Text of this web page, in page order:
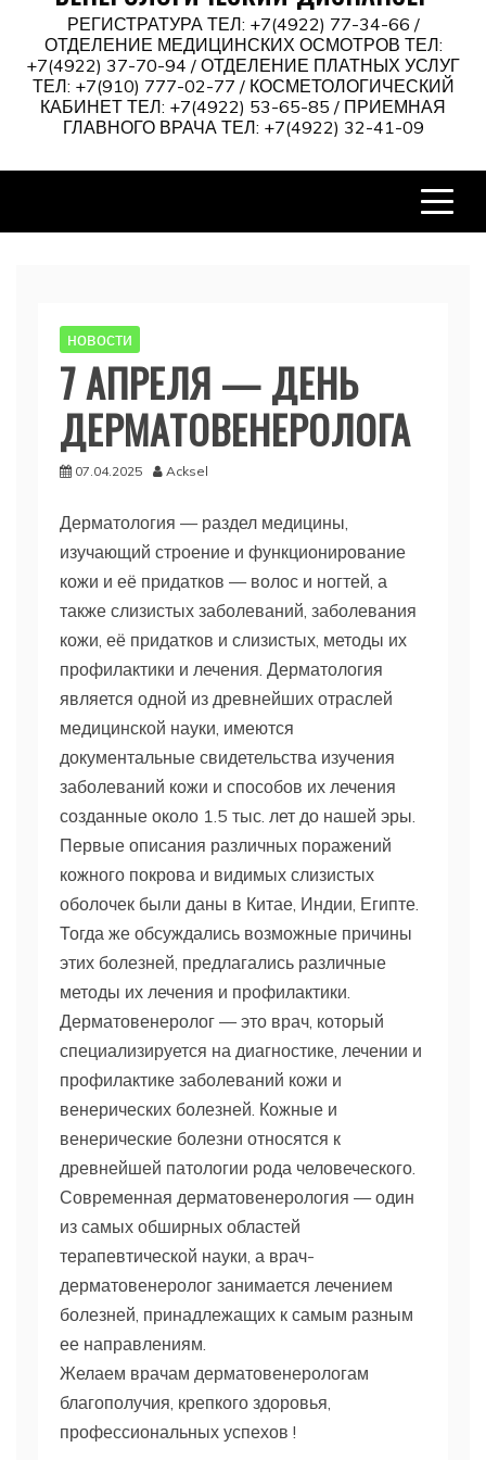
РЕГИСТРАТУРА ТЕЛ: +7(4922) 77-34-66 /
ОТДЕЛЕНИЕ МЕДИЦИНСКИХ ОСМОТРОВ ТЕЛ:
+7(4922) 37-70-94 / ОТДЕЛЕНИЕ ПЛАТНЫХ УСЛУГ
ТЕЛ: +7(910) 777-02-77 / КОСМЕТОЛОГИЧЕСКИЙ
КАБИНЕТ ТЕЛ: +7(4922) 53-65-85 / ПРИЕМНАЯ
ГЛАВНОГО ВРАЧА ТЕЛ: +7(4922) 32-41-09
новости
7 АПРЕЛЯ — ДЕНЬ
ДЕРМАТОВЕНЕРОЛОГА
07.04.2025 Acksel
Дерматология — раздел медицины,
изучающий строение и функционирование
кожи и её придатков — волос и ногтей, а
также слизистых заболеваний, заболевания
кожи, её придатков и слизистых, методы их
профилактики и лечения. Дерматология
является одной из древнейших отраслей
медицинской науки, имеются
документальные свидетельства изучения
заболеваний кожи и способов их лечения
созданные около 1.5 тыс. лет до нашей эры.
Первые описания различных поражений
кожного покрова и видимых слизистых
оболочек были даны в Китае, Индии, Египте.
Тогда же обсуждались возможные причины
этих болезней, предлагались различные
методы их лечения и профилактики.
Дерматовенеролог — это врач, который
специализируется на диагностике, лечении и
профилактике заболеваний кожи и
венерических болезней. Кожные и
венерические болезни относятся к
древнейшей патологии рода человеческого.
Современная дерматовенерология — один
из самых обширных областей
терапевтической науки, а врач-
дерматовенеролог занимается лечением
болезней, принадлежащих к самым разным
ее направлениям.
Желаем врачам дерматовенерологам
благополучия, крепкого здоровья,
профессиональных успехов !